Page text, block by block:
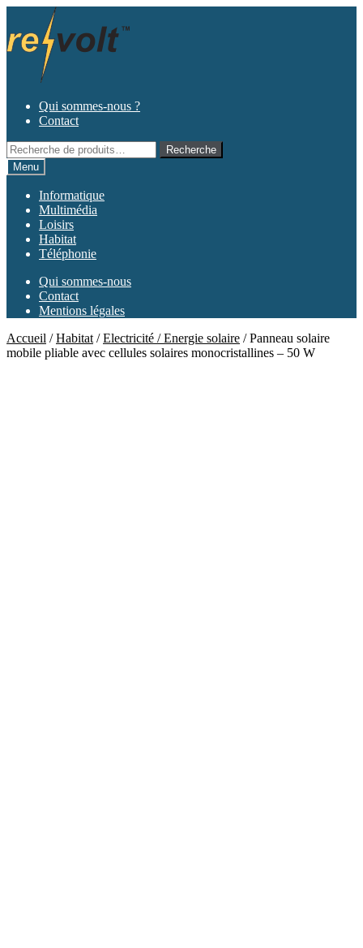
la
navigation
contenu
Qui sommes-nous ?
Contact
Recherche
pour :
Recherche
Menu
Informatique
Multimédia
Loisirs
Habitat
Téléphonie
Qui sommes-nous
Contact
Mentions légales
Accueil /Habitat /Electricité / Energie solaire /Panneau solaire
mobile pliable avec cellules solaires monocristallines – 50 W